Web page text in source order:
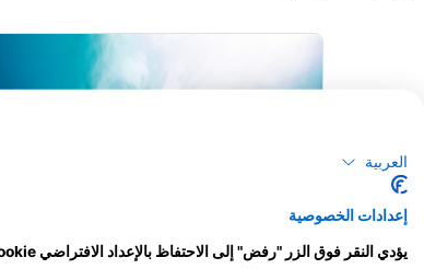
العربية
إعدادات الخصوصية
يؤدي النقر فوق الزر "رفض" إلى الاحتفاظ بالإعداد الافتراضي cookie الضرورية للغاية فقط.